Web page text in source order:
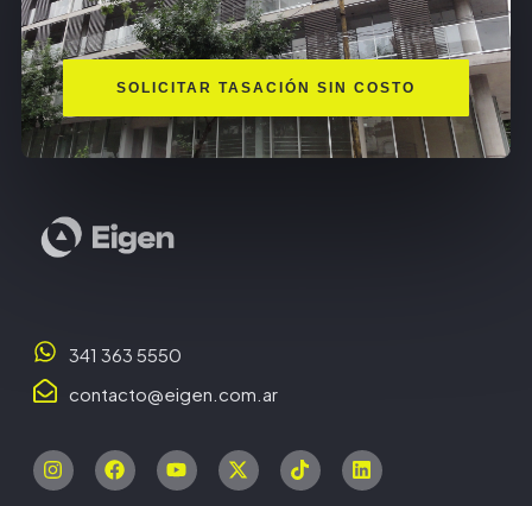
SOLICITAR TASACIÓN SIN COSTO
341 363 5550
contacto@eigen.com.ar